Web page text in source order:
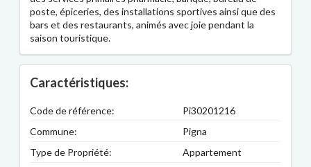
poste, épiceries, des installations sportives ainsi que des
bars et des restaurants, animés avec joie pendant la
saison touristique.
Caractéristiques:
Code de référence:
Pi30201216
Commune:
Pigna
Type de Propriété:
Appartement